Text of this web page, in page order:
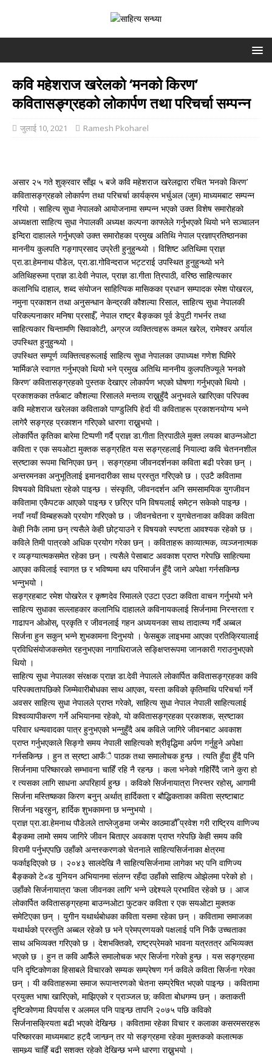
कवि महेशराज खरेलको ‘मनको किरण’
कवितासङ्ग्रहको लोकार्पण तथा परिचर्चा सम्पन्न
जुलाई 10, 2021 Ramesh Pkoharel
असार २५ गते शुक्रवार साँझ ५ बजे कवि महेशराज खरेलद्वारा रचित ‘मनको किरण’
कवितासङ्ग्रहको लोकार्पण तथा परिचर्चा कार्यक्रम भर्चुअल (जुम) माध्यमबाट सम्पन्न
गरियो । साहित्य सुधा नेपालको आयोजनामा सम्पन्न भएको उक्त विशेष समारोहको
अध्यक्षता साहित्य सुधा नेपालकी अध्यक्ष कल्पना काफ्लेले गर्नुभएको थियो भने सञ्चालन
इन्दिरा दाहालले गर्नुभएको उक्त समारोहका प्रमुख अतिथि नेपाल प्रज्ञाप्रतिष्ठानका
माननीय कुलपति गङ्गाप्रसाद उप्रेती हुनुहुन्थ्यो । विशिष्ट अतिथिमा प्राज्ञ
प्रा.डा.हेमनाथ पौडेल, प्रा.डा.गोविन्दराज भट्टराई उपस्थित हुनुहुन्थ्यो भने
अतिथिहरूमा प्राज्ञ डा.देवी नेपाल, प्राज्ञ डा.गीता त्रिपाठी, वरिष्ठ साहित्यकार
कलानिधि दाहाल, शब्द संयोजन साहित्यिक मासिकका प्रधान सम्पादक रमेश पोखरल,
नमुना प्रकाशन तथा अनुसन्धान केन्द्रकी कौशल्या रिसाल, साहित्य सुधा नेपालकी
परिकल्पनाकार मनिषा प्रसाईँ, नेपाल राष्ट्र बैङ्कका पूर्व डेपुटी गभर्नर तथा
साहित्यकार चिन्तामणि सिवाकोटी, अग्रज व्यक्तित्वहरू कमल खरेल, रामेश्वर अर्याल
उपस्थित हुनुहुन्थ्यो ।
उपस्थित सम्पूर्ण व्यक्तित्वहरूलाई साहित्य सुधा नेपालका उपाध्यक्ष गणेश घिमिरे
‘मार्मिक’ले स्वागत गर्नुभएको थियो भने प्रमुख अतिथि माननीय कुलपतिज्यूले ‘मनको
किरण’ कवितासङ्ग्रहको पुस्तक देखाएर लोकार्पण भएको घोषणा गर्नुभएको थियो ।
प्रकाशकका तर्फबाट कौशल्या रिसालले मन्तव्य राख्नुहुँदै अनुभवले खारिएका परिपक्व
कवि महेशराज खरेलका कविताको पाण्डुलिपि हेर्दा यी कविताहरू प्रकाशनयोग्य भन्ने
लागेरै सङ्ग्रह प्रकाशन गरिएको धारणा राख्नुभयो ।
लोकार्पित कृतिका बारेमा टिप्पणी गर्दै प्राज्ञ डा.गीता त्रिपाठीले मुक्त लयका बाउन्नओटा
कविता र एक सयओटा मुक्तक सङ्ग्रहित यस सङ्ग्रहलाई नियाल्दा कवि चेतननशील
स्रष्टाका रूपमा चिनिएका छन् । सङ्ग्रहमा जीवनदर्शनका कविता बढी परेका छन् ।
अन्तरमनका अनुभूतिलाई इमानदारीका साथ प्रस्तुत गरिएको छ । एउटै कवितामा
विषयको विविधता रहेको पाइन्छ । संस्कृति, जीवनदर्शन अनि समसामयिक युगजीवन
कवितामा एकैपटक आएको पाइन्छ र छरिएर पनि विषयलाई समेट्न सकेको पाइन्छ ।
नयाँ नयाँ विम्बहरूको प्रयोग गरिएको छ । जीवनचेतना र युगचेतनाका कविका कविता
केही निकै लामा छन् त्यसैले केही छोट्याउने र विषयको स्पष्टता आवश्यक रहेको छ ।
कविले तिमी पात्रको अधिक प्रयोग गरेका छन् । कविताहरू काव्यात्मक, व्यञ्जनात्मक
र व्यङ्ग्यात्मकसमेत रहेका छन् । त्यसैले पेसाबाट अवकाश प्राप्त गरेपछि साहित्यमा
आएका कविलाई स्वागत छ र भविष्यमा थप परिमार्जन हुँदै जाने अपेक्षा गर्नसकिन्छ
भन्नुभयो ।
सङ्ग्रहबाट रमेश पोखरेल र कृष्णदेव रिमालले एउटा एउटा कविता वाचन गर्नुभयो भने
साहित्य सुधाका सल्लाहकार कलानिधि दाहालले कविनायकलाई सिर्जनामा निरन्तरता र
गाढापन ओओस्, प्रकृति र जीवनलाई गहन अध्ययनका साथ तादात्म्य गर्दै अब्बल
सिर्जना हुन सकुन् भन्ने शुभकामना दिनुभयो । फेसबुक लाइभमा आएका प्रतिक्रियालाई
प्रविधिसंयोजकसमेत रहनुभएका नागाधिराजले सङ्क्षिप्तरूपमा जानकारी गराउनुभएको
थियो ।
साहित्य सुधा नेपालका संरक्षक प्राज्ञ डा.देवी नेपालले लोकार्पित कवितासङ्ग्रहका कवि
परिपक्वतापछिको जिम्मेवारीबोधका साथ आएका, यस्ता कविको कृतिमाथि परिचर्चा गर्ने
अवसर साहित्य सुधा नेपालले प्राप्त गरेको, साहित्य सुधा नेपाल नेपाली साहित्यलाई
विश्वव्यापीकरण गर्ने अभियानमा रहेको, यो कवितासङ्ग्रहका प्रकाशक, स्रष्टाका
परिवार धन्यवादका पात्र हुनुभएको भन्नुहुँदै अब कविले जागिरे जीवनबाट अवकाश
प्राप्त गर्नुभएकाले सिङ्गो समय नेपाली साहित्यको श्रीवृद्धिमा अर्पण गर्नुहुने अपेक्षा
गर्नसकिन्छ । हुन त स्रष्टा आफँै पाठक तथा समालोचक हुन्छ । त्यति हुँदा हुँदै पनि
सिर्जनामा परिष्कारको सम्भावना चाहिँ रहि नै रहन्छ । कला भनेको गहिरिँदै जाने कुरा हो
र त्यसका लागि साधना अपरिहार्य हुन्छ । कविको सिर्जनायात्रा निरन्तर रहोस्, आगामी
सिर्जना मस्तिष्कका किरण बनुन् अर्थात् हार्दिकता र बौद्धिकताका कविता स्रष्टाबाट
सिर्जना भइरहुन्, हार्दिक शुभकामना छ भन्नुभयो ।
प्राज्ञ प्रा.डा.हेमनाथ पौडेलले ताप्लेजुङमा जन्मेर काठमाडौँ प्रवेश गरी राष्ट्रिय वाणिज्य
बैङ्कमा लामो समय जागिरे जीवन बिताएर अवकाश प्राप्त गरेपछि केही समय कवि
विरामी पर्नुभएपछि उहाँको अन्तस्करणको चेतनाले साहित्यसिर्जनाका क्षेत्रमा
फर्काइदिएको छ । २०४३ सालदेखि नै साहित्यसिर्जनामा लागेका भए पनि वाणिज्य
बैङ्कको टे«ड युनियन अभियानमा संलग्न रहँदा उहाँको साहित्य ओझेलमा परेको हो ।
उहाँको सिर्जनायात्रा ‘कला जीवनका लागि’ भन्ने उद्देश्यले प्रभावित रहेको छ । आज
लोकार्पित कवितासङ्ग्रहमा बाउन्नओटा फुटकर कविता र एक सयओटा मुक्तक
समेटिएका छन् । युगीन यथार्थबोधका कविता यसमा रहेका छन् । कवितामा समाजका
यथार्थको प्रस्तुति अब्बल रहेको छ भने प्रेमप्रणयको पक्षलाई पनि निकै उच्चताका
साथ अभिव्यक्त गरिएको छ । देशभक्तिको, राष्ट्रप्रेमको भावना यत्रतत्र अभिव्यक्त
भएको छ । हुन त कवि आफैँले समालोचक भएर सिर्जना गरेको हुन्छ । यस सङ्ग्रहमा
पनि दृष्टिकोणका हिसाबले विचारको सम्यक सम्प्रेषण गर्न कविले कविता सिर्जना गरेका
छन् । यी कविताहरूमा समाज रूपान्तरणको चेतना सम्प्रेषित भएको पाइन्छ । कवितामा
प्रयुक्त भाषा खारिएको, माझिएको र प्राञ्जल छ; कविता बोधगम्य छन् । कताकती
दृष्टिकोणमा विपर्यास र अलमल पनि पाइन्छ तापनि २०७५ पछि कविको
सिर्जनासक्रियता बढी भएको देखिन्छ । कवितामा रहेका विचार र कलाका कसरमसरहरू
परिष्कारका माध्यमबाट हट्दै जान्छन् तर यो सङ्ग्रहमा रहेका मुक्तकको कलात्मक
सामथ्र्य चाहिँ बढी सशक्त रहेको देखिन्छ भन्ने धारणा राख्नुभयो ।